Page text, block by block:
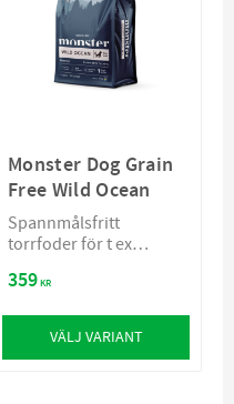
Monster Dog Grain
Free Wild Ocean
Spannmålsfritt
torrfoder för t ex
man bara vill att pälsen
och lyster
359KR
VÄLJ VARIANT